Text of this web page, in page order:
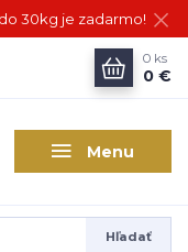
30kg je zadarmo!
Menu
Hľadať
0 ks
0 €